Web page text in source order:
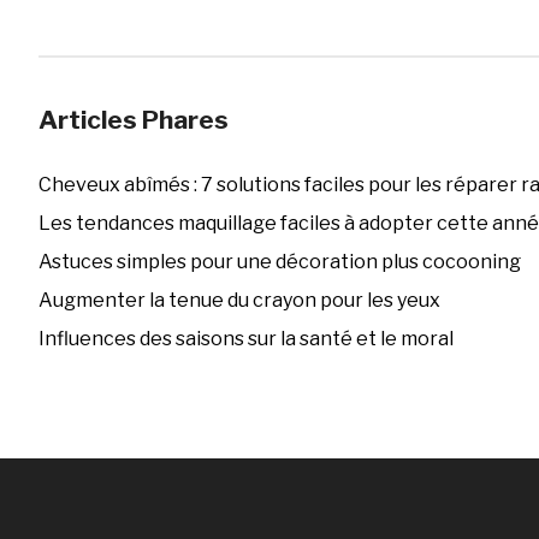
Articles Phares
Cheveux abîmés : 7 solutions faciles pour les réparer
Les tendances maquillage faciles à adopter cette
Astuces simples pour une décoration plus cocooning
Augmenter la tenue du crayon pour les yeux
Influences des saisons sur la santé et le moral